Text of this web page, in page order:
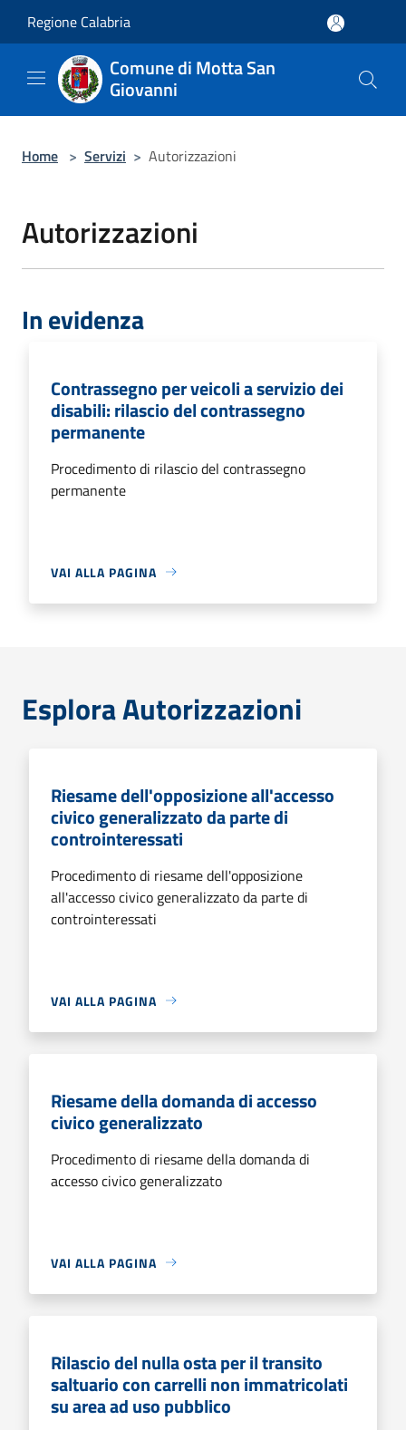
Regione Calabria
Comune di Motta San
Giovanni
Home > Servizi > Autorizzazioni
Autorizzazioni
In evidenza
Contrassegno per veicoli a servizio dei
disabili: rilascio del contrassegno
permanente
Procedimento di rilascio del contrassegno
permanente
VAI ALLA PAGINA
Esplora Autorizzazioni
Riesame dell'opposizione all'accesso
civico generalizzato da parte di
controinteressati
Procedimento di riesame dell'opposizione
all'accesso civico generalizzato da parte di
controinteressati
VAI ALLA PAGINA
Riesame della domanda di accesso
civico generalizzato
Procedimento di riesame della domanda di
accesso civico generalizzato
VAI ALLA PAGINA
Rilascio del nulla osta per il transito
saltuario con carrelli non immatricolati
su area ad uso pubblico